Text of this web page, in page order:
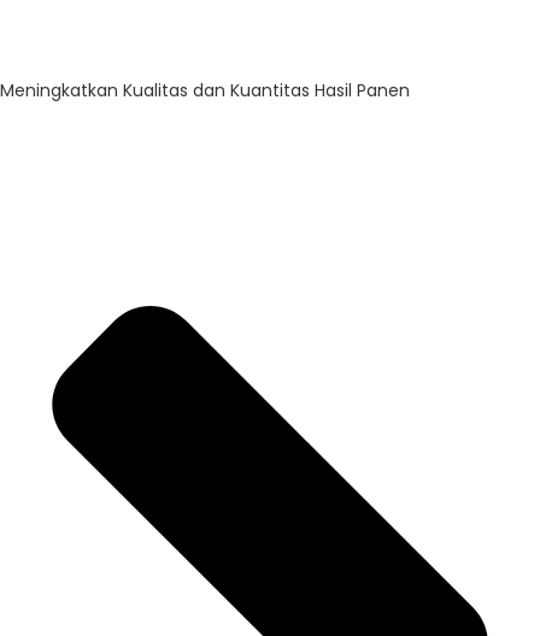
Meningkatkan Kualitas dan Kuantitas Hasil Panen